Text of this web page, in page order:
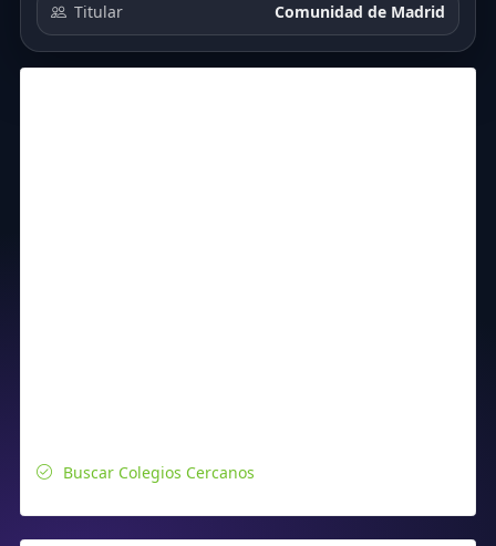
Titular Comunidad de Madrid
Buscar Colegios Cercanos